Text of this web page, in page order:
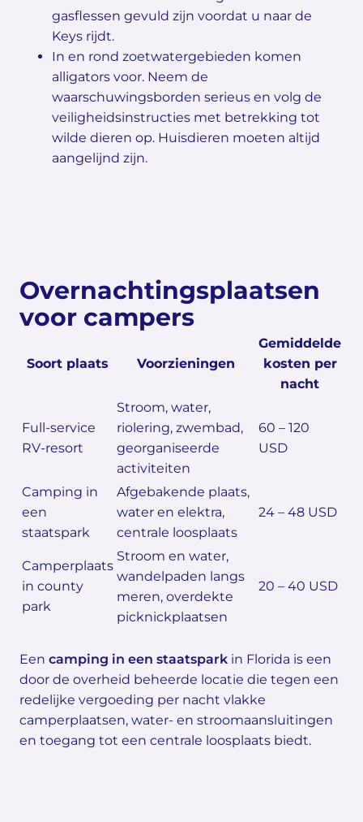
gasflessen gevuld zijn voordat u naar de
Keys rijdt.
In en rond zoetwatergebieden komen
alligators voor. Neem de
waarschuwingsborden serieus en volg de
veiligheidsinstructies met betrekking tot
wilde dieren op. Huisdieren moeten altijd
aangelijnd zijn.
Overnachtingsplaatsen
voor campers
Soort plaats Voorzieningen
Gemiddelde
kosten per
nacht
Full-service
RV-resort
Stroom, water,
riolering, zwembad,
georganiseerde
activiteiten
60 – 120
USD
Camping in
een
staatspark
Afgebakende plaats,
water en elektra,
centrale loosplaats
24 – 48 USD
Camperplaats
in county
park
Stroom en water,
wandelpaden langs
meren, overdekte
picknickplaatsen
20 – 40 USD
Een camping in een staatspark in Florida is een
door de overheid beheerde locatie die tegen een
redelijke vergoeding per nacht vlakke
camperplaatsen, water- en stroomaansluitingen
en toegang tot een centrale loosplaats biedt.